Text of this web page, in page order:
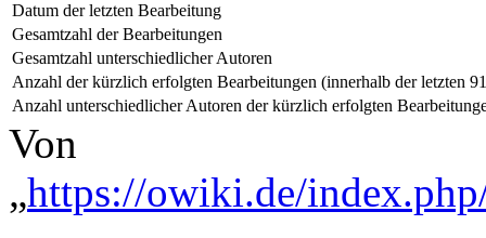
Datum der letzten Bearbeitung
Gesamtzahl der Bearbeitungen
Gesamtzahl unterschiedlicher Autoren
Anzahl der kürzlich erfolgten Bearbeitungen (innerhalb der letzten
Anzahl unterschiedlicher Autoren der kürzlich erfolgten
Von
„https://owiki.de/